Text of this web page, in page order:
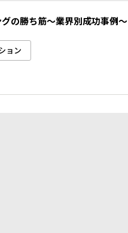
の勝ち筋～業界別成功事例～
ョン